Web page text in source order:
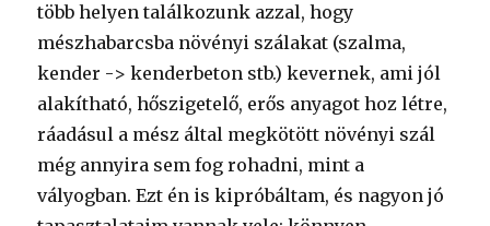
több helyen találkozunk azzal, hogy
mészhabarcsba növényi szálakat (szalma,
kender -> kenderbeton stb.) kevernek, ami jól
alakítható, hőszigetelő, erős anyagot hoz létre,
ráadásul a mész által megkötött növényi szál
még annyira sem fog rohadni, mint a
vályogban. Ezt én is kipróbáltam, és nagyon jó